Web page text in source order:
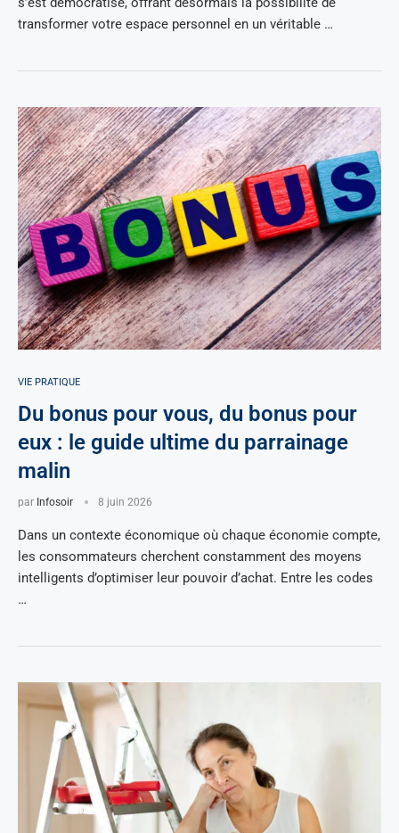
transformer votre espace personnel en un véritable …
VIE PRATIQUE
Du bonus pour vous, du bonus pour
eux : le guide ultime du parrainage
malin
par Infosoir 8 juin 2026
Dans un contexte économique où chaque économie compte,
les consommateurs cherchent constamment des moyens
intelligents d’optimiser leur pouvoir d’achat. Entre les codes
…